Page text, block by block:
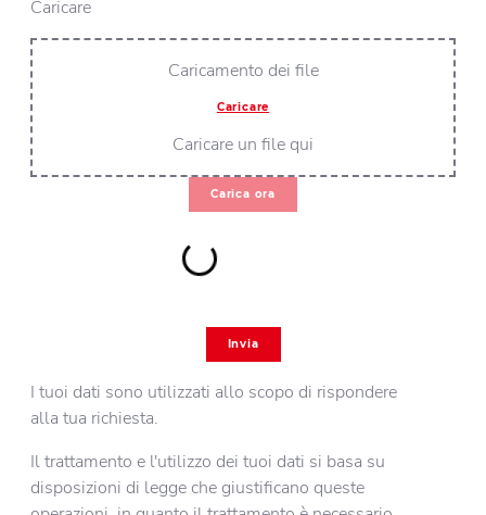
Caricare
Caricamento dei file
Caricare
Caricare un file qui
Carica ora
Invia
I tuoi dati sono utilizzati allo scopo di rispondere
alla tua richiesta.
Il trattamento e l'utilizzo dei tuoi dati si basa su
disposizioni di legge che giustificano queste